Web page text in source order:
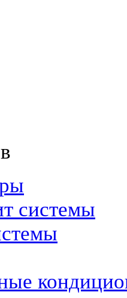
системы